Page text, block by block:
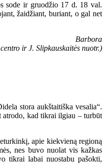
sode ir gruodžio 17 d. 18 val.
žaidžiant, buriant, o gal net
Barbora
ir J. Slipkauskaitės nuotr.)
stora aukštaitiška vesalia“.
atrodo, kad tikrai ilgiau – turbūt
apie kiekvieną regioną
nes buvo nuolat vis kažkas
tikrai labai nuostabu pašokti,